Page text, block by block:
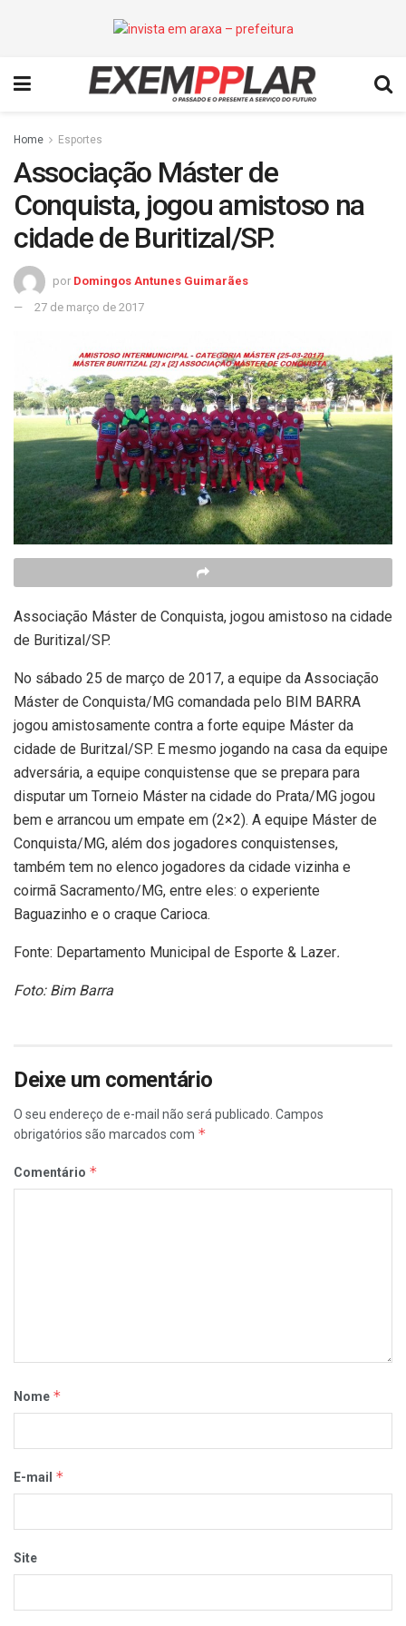
Home Esportes
Associação Máster de
Conquista, jogou amistoso na
cidade de Buritizal/SP.
por Domingos Antunes Guimarães
27 de março de 2017
Associação Máster de Conquista, jogou amistoso na cidade
de Buritizal/SP.
No sábado 25 de março de 2017, a equipe da Associação
Máster de Conquista/MG comandada pelo BIM BARRA
jogou amistosamente contra a forte equipe Máster da
cidade de Buritzal/SP. E mesmo jogando na casa da equipe
adversária, a equipe conquistense que se prepara para
disputar um Torneio Máster na cidade do Prata/MG jogou
bem e arrancou um empate em (2×2). A equipe Máster de
Conquista/MG, além dos jogadores conquistenses,
também tem no elenco jogadores da cidade vizinha e
coirmã Sacramento/MG, entre eles: o experiente
Baguazinho e o craque Carioca.
Fonte: Departamento Municipal de Esporte & Lazer.
Foto: Bim Barra
Deixe um comentário
O seu endereço de e-mail não será publicado. Campos
obrigatórios são marcados com *
Comentário *
Nome *
E-mail *
Site